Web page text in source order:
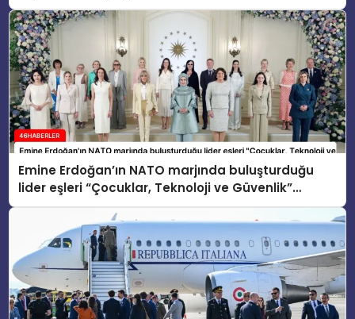
Emine Erdoğan’ın NATO marjında buluşturduğu
lider eşleri “Çocuklar, Teknoloji ve Güvenlik”
konusunu ele aldı